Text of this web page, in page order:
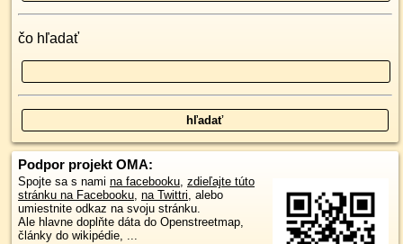
čo hľadať
Podpor projekt OMA:
Spojte sa s nami na facebooku, zdieľajte túto
stránku na Facebooku, na Twittri, alebo
umiestnite odkaz na svoju stránku.
Ale hlavne doplňte dáta do Openstreetmap,
články do wikipédie, ...